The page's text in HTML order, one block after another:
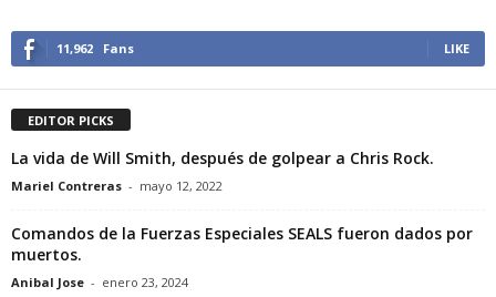
11,962 Fans LIKE
EDITOR PICKS
La vida de Will Smith, después de golpear a Chris Rock.
Mariel Contreras - mayo 12, 2022
Comandos de la Fuerzas Especiales SEALS fueron dados por
muertos.
Anibal Jose - enero 23, 2024